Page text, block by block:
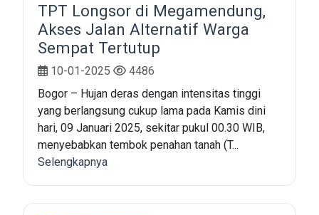
TPT Longsor di Megamendung,
Akses Jalan Alternatif Warga
Sempat Tertutup
10-01-2025
4486
Bogor – Hujan deras dengan intensitas tinggi
yang berlangsung cukup lama pada Kamis dini
hari, 09 Januari 2025, sekitar pukul 00.30 WIB,
menyebabkan tembok penahan tanah (T...
Selengkapnya